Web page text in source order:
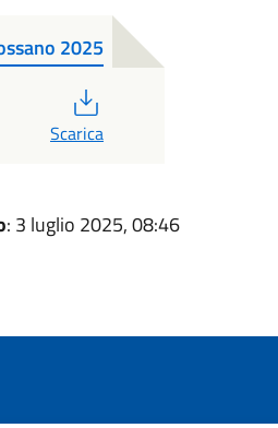
2025
Scarica
: 3 luglio 2025, 08:46